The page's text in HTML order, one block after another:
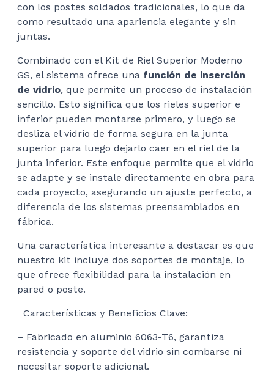
con los postes soldados tradicionales, lo que da
como resultado una apariencia elegante y sin
juntas.
Combinado con el Kit de Riel Superior Moderno
GS, el sistema ofrece una función de inserción
de vidrio, que permite un proceso de instalación
sencillo. Esto significa que los rieles superior e
inferior pueden montarse primero, y luego se
desliza el vidrio de forma segura en la junta
superior para luego dejarlo caer en el riel de la
junta inferior. Este enfoque permite que el vidrio
se adapte y se instale directamente en obra para
cada proyecto, asegurando un ajuste perfecto, a
diferencia de los sistemas preensamblados en
fábrica.
Una característica interesante a destacar es que
nuestro kit incluye dos soportes de montaje, lo
que ofrece flexibilidad para la instalación en
pared o poste.
Características y Beneficios Clave:
– Fabricado en aluminio 6063-T6, garantiza
resistencia y soporte del vidrio sin combarse ni
necesitar soporte adicional.